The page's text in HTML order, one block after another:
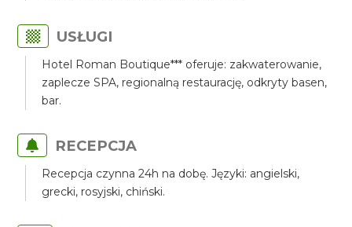
USŁUGI
Hotel Roman Boutique*** oferuje: zakwaterowanie,
zaplecze SPA, regionalną restaurację, odkryty basen,
bar.
RECEPCJA
Recepcja czynna 24h na dobę. Języki: angielski,
grecki, rosyjski, chiński.